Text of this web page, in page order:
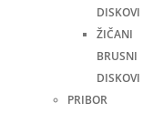
DISKOVI
ŽIČANI
BRUSNI
DISKOVI
PRIBOR